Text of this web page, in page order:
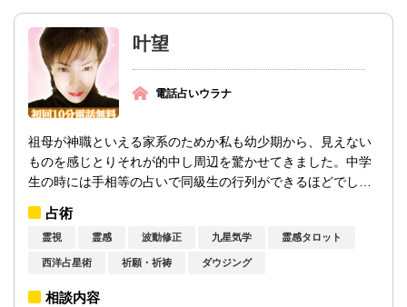
叶望
電話占いウラナ
祖母が神職といえる家系のためか私も幼少期から、見えない
ものを感じとりそれが的中し周辺を驚かせてきました。中学
生の時には手相等の占いで同級生の行列ができるほどでし
占術
霊視 霊感 波動修正 九星気学 霊感タロット
西洋占星術 祈願・祈祷 ダウジング
相談内容